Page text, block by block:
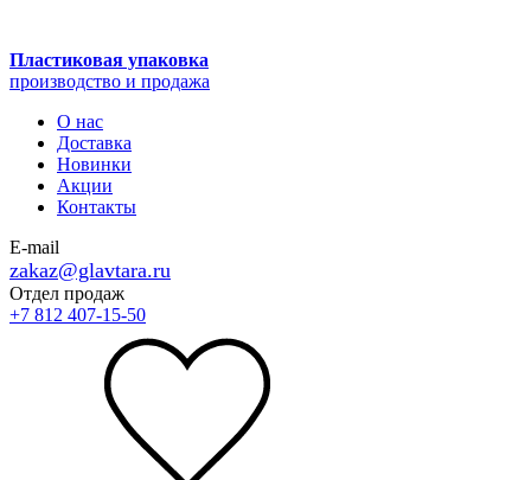
Пластиковая упаковка
производство и продажа
О нас
Доставка
Новинки
Акции
Контакты
E-mail
zakaz@glavtara.ru
Отдел продаж
+7 812 407-15-50